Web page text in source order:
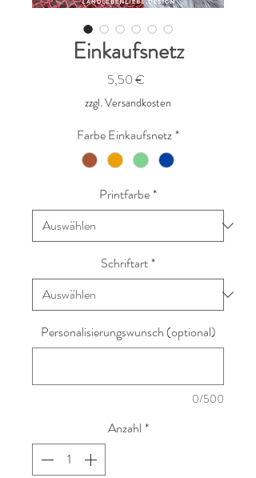
Einkaufsnetz
5,50 €
zzgl. Versandkosten
Farbe Einkaufsnetz*
Printfarbe*
Schriftart*
Personalisierungswunsch (optional)
0/500
Anzahl *